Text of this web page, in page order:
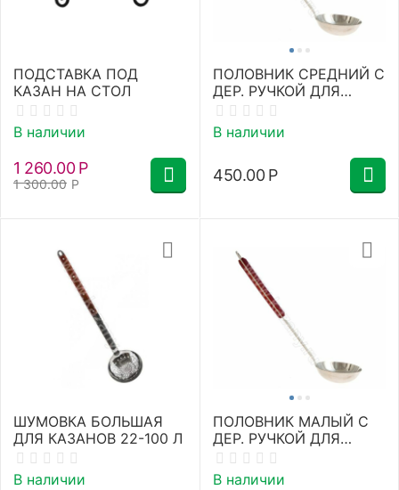
ПОДСТАВКА ПОД
КАЗАН НА СТОЛ
В наличии
1 300.00 Р
1 260.00 Р
ПОЛОВНИК СРЕДНИЙ С
ДЕР. РУЧКОЙ ДЛЯ
КАЗАНОВ НА 12-22
ЛИТРОВ
В наличии
450.00 Р
ШУМОВКА БОЛЬШАЯ
ДЛЯ КАЗАНОВ 22-100 Л
В наличии
ПОЛОВНИК МАЛЫЙ С
ДЕР. РУЧКОЙ ДЛЯ
КАЗАНОВ НА 4-10
ЛИТРОВ
В наличии